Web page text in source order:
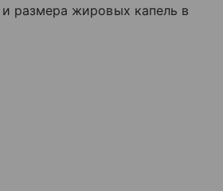
размера жировых капель в